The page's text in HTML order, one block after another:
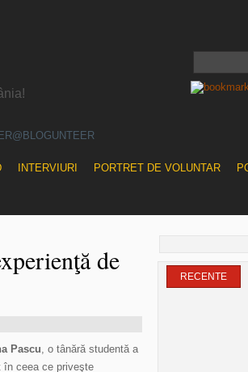
INTERVIURI PORTRET DE VOLUNTAR
de
Pascu, o tânără studentă a
în ceea ce priveşte
RECENTE